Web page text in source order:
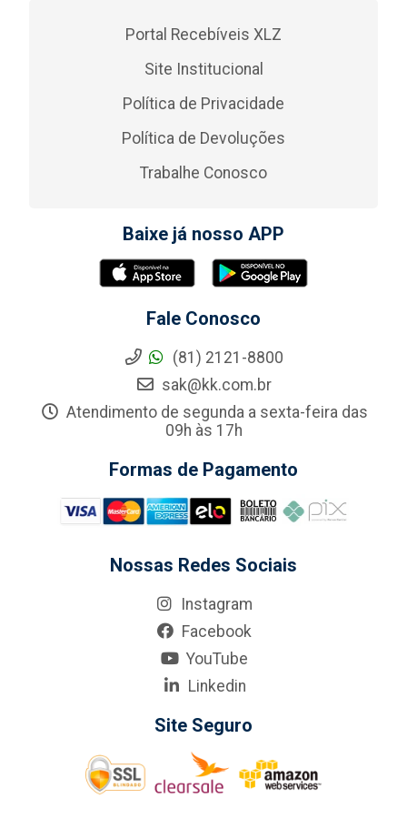
Portal Recebíveis XLZ
Site Institucional
Política de Privacidade
Política de Devoluções
Trabalhe Conosco
Baixe já nosso APP
Fale Conosco
(81) 2121-8800
sak@kk.com.br
Atendimento de segunda a sexta-feira das
09h às 17h
Formas de Pagamento
Nossas Redes Sociais
Instagram
Facebook
YouTube
Linkedin
Site Seguro